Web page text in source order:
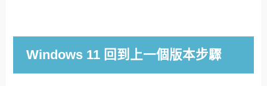
Windows 11 回到上一個版本步驟